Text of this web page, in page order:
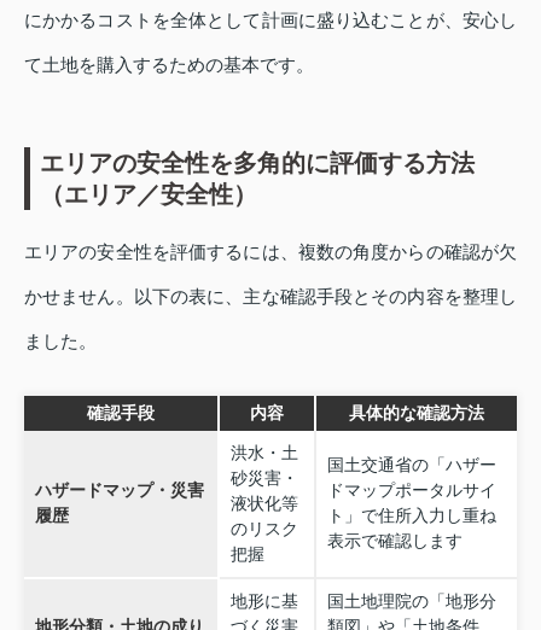
にかかるコストを全体として計画に盛り込むことが、安心し
て土地を購入するための基本です。
エリアの安全性を多角的に評価する方法
（エリア／安全性）
エリアの安全性を評価するには、複数の角度からの確認が欠
かせません。以下の表に、主な確認手段とその内容を整理し
ました。
確認手段 内容 具体的な確認方法
ハザードマップ・災害
履歴
洪水・土
砂災害・
液状化等
のリスク
把握
国土交通省の「ハザー
ドマップポータルサイ
ト」で住所入力し重ね
表示で確認します
地形分類・土地の成り
地形に基
づく災害
国土地理院の「地形分
類図」や「土地条件